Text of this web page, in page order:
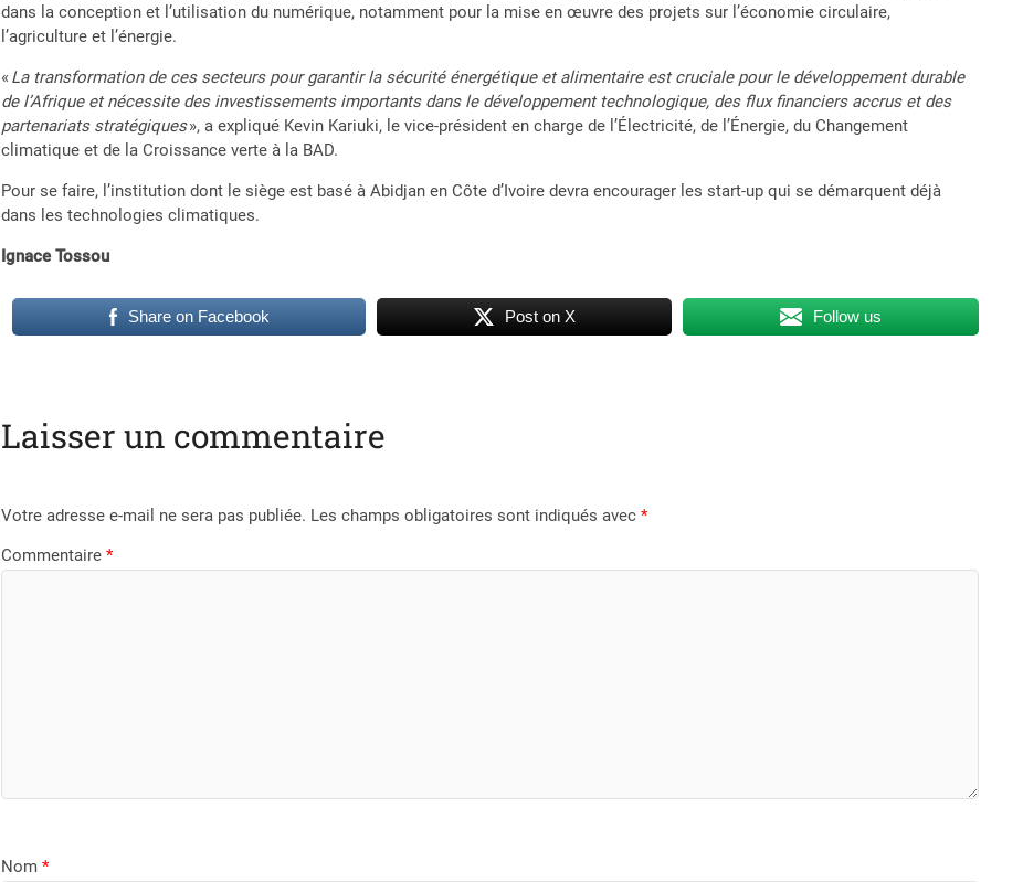
dans la conception et l’utilisation du numérique, notamment pour la mise en œuvre des projets sur l’économie circulaire,
l’agriculture et l’énergie.
« La transformation de ces secteurs pour garantir la sécurité énergétique et alimentaire est cruciale pour le développement durable
de l’Afrique et nécessite des investissements importants dans le développement technologique, des flux financiers accrus et des
partenariats stratégiques», a expliqué Kevin Kariuki, le vice-président en charge de l’Électricité, de l’Énergie, du Changement
climatique et de la Croissance verte à la BAD.
Pour se faire, l’institution dont le siège est basé à Abidjan en Côte d’Ivoire devra encourager les start-up qui se démarquent déjà
dans les technologies climatiques.
Ignace Tossou
Share on Facebook Post on X Follow us
Laisser un commentaire
Votre adresse e-mail ne sera pas publiée. Les champs obligatoires sont indiqués avec*
Commentaire*
Nom*